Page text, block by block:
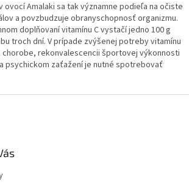
ovocí Amalaki sa tak významne podieľa na očiste
a povzbudzuje obranyschopnosť organizmu.
doplňovaní vitamínu C vystačí jedno 100 g
troch dní. V prípade zvýšenej potreby vitamínu
chorobe, rekonvalescencii športovej výkonnosti
psychickom zaťažení je nutné spotrebovať